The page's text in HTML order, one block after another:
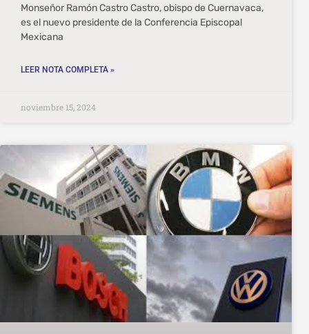
Monseñor Ramón Castro Castro, obispo de Cuernavaca,
es el nuevo presidente de la Conferencia Episcopal
Mexicana
LEER NOTA COMPLETA »
noviembre 15, 2024